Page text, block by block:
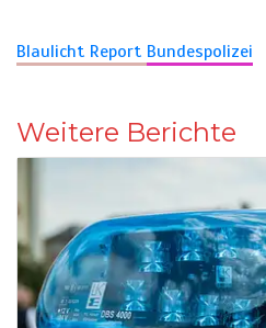
Blaulicht Report Bundespolizei
Weitere Berichte